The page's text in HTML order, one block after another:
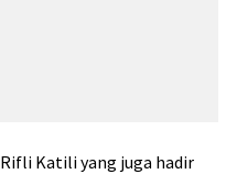
Katili yang juga hadir